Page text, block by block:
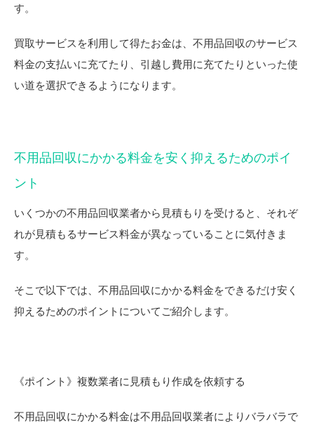
す。
買取サービスを利用して得たお金は、不用品回収のサービス
料金の支払いに充てたり、引越し費用に充てたりといった使
い道を選択できるようになります。
不用品回収にかかる料金を安く抑えるためのポイ
ント
いくつかの不用品回収業者から見積もりを受けると、それぞ
れが見積もるサービス料金が異なっていることに気付きま
す。
そこで以下では、不用品回収にかかる料金をできるだけ安く
抑えるためのポイントについてご紹介します。
《ポイント》複数業者に見積もり作成を依頼する
不用品回収にかかる料金は不用品回収業者によりバラバラで